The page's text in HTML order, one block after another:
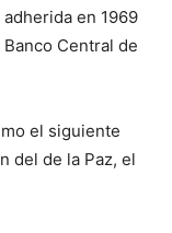
en 1969
Central de
el siguiente
del de la Paz, el